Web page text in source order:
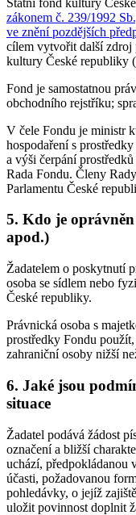
zákonem č. 239/1992
ve znění pozdějších
cílem vytvořit další zdroj
kultury České republiky
Fond je samostatnou
obchodního rejstříku;
V čele Fondu je ministr
hospodaření s
a výši čerpání
Rada Fondu. Členy
Parlamentu České
5. Kdo je
apod.)
Žadatelem o poskytnutí
osoba se sídlem nebo
České republiky.
Právnická osoba s
prostředky Fondu
zahraniční osoby nižší
6. Jaké jsou
situace
Žadatel podává žádost
označení a bližší
uchází, předpokládanou
účasti, požadovanou
pohledávky, o jejíž
uložit povinnost doplnit